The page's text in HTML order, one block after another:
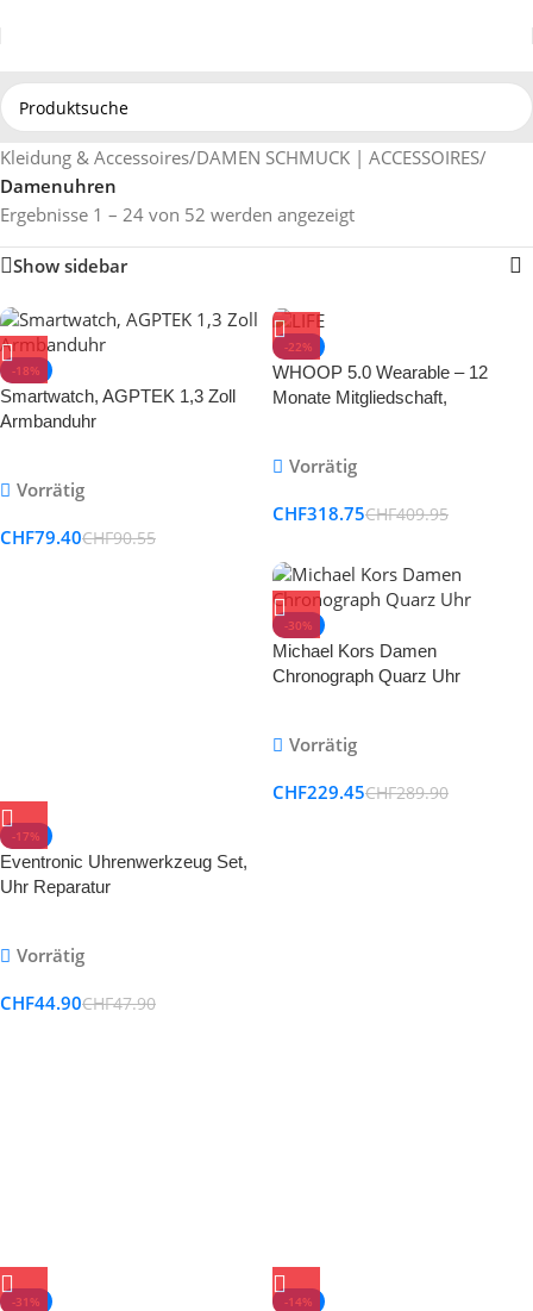
Kleidung & Accessoires/DAMEN SCHMUCK | ACCESSOIRES/
Damenuhren
Ergebnisse 1 – 24 von 52 werden angezeigt
Show sidebar
-18%
Smartwatch, AGPTEK 1,3 Zoll
Armbanduhr
Vorrätig
CHF79.40CHF90.55
-22%
WHOOP 5.0 Wearable – 12
Monate Mitgliedschaft,
Vorrätig
CHF318.75CHF409.95
-17%
Eventronic Uhrenwerkzeug Set,
Uhr Reparatur
Schwarze Nylontasche
Vorrätig
CHF44.90CHF47.90
-30%
Michael Kors Damen
Chronograph Quarz Uhr
Vorrätig
CHF229.45CHF289.90
-31% -14%